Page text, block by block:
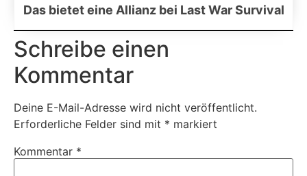
Das bietet eine Allianz bei Last War Survival
Schreibe einen
Kommentar
Deine E-Mail-Adresse wird nicht veröffentlicht.
Erforderliche Felder sind mit * markiert
Kommentar *